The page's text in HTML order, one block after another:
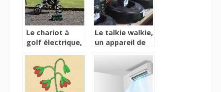
Le chariot à
golf électrique,
accessoire
approprié de
transport de
Le talkie walkie,
un appareil de
et de partage
des données et
informations